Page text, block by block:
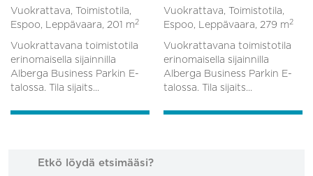
Vuokrattava, Toimistotila,
Espoo, Leppävaara, 201 m2
Vuokrattavana toimistotila
erinomaisella sijainnilla
Alberga Business Parkin E-
talossa. Tila sijaits...
Vuokrattava, Toimistotila,
Espoo, Leppävaara, 279 m2
Vuokrattavana toimistotila
erinomaisella sijainnilla
Alberga Business Parkin E-
talossa. Tila sijaits...
Etkö löydä etsimääsi?